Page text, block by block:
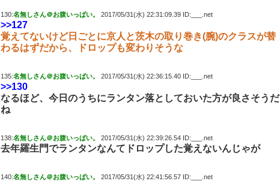
130:名無しさん＠お腹いっぱい。 2017/05/31(水) 22:31:09.39 ID:___.net
>>127
覚えてないけど日ごとに京人と茨木の取り巻き(腕)のクラスが替
わるはずだから、ドロップも変わりそうな
135:名無しさん＠お腹いっぱい。 2017/05/31(水) 22:36:15.40 ID:___.net
>>130
なるほど、今日のうちにランタン落としておいた方が良さそうだ
ね
138:名無しさん＠お腹いっぱい。 2017/05/31(水) 22:39:26.54 ID:___.net
去年羅生門でランタンなんてドロップした覚えないんじゃが
140:名無しさん＠お腹いっぱい。 2017/05/31(水) 22:41:56.57 ID:___.net